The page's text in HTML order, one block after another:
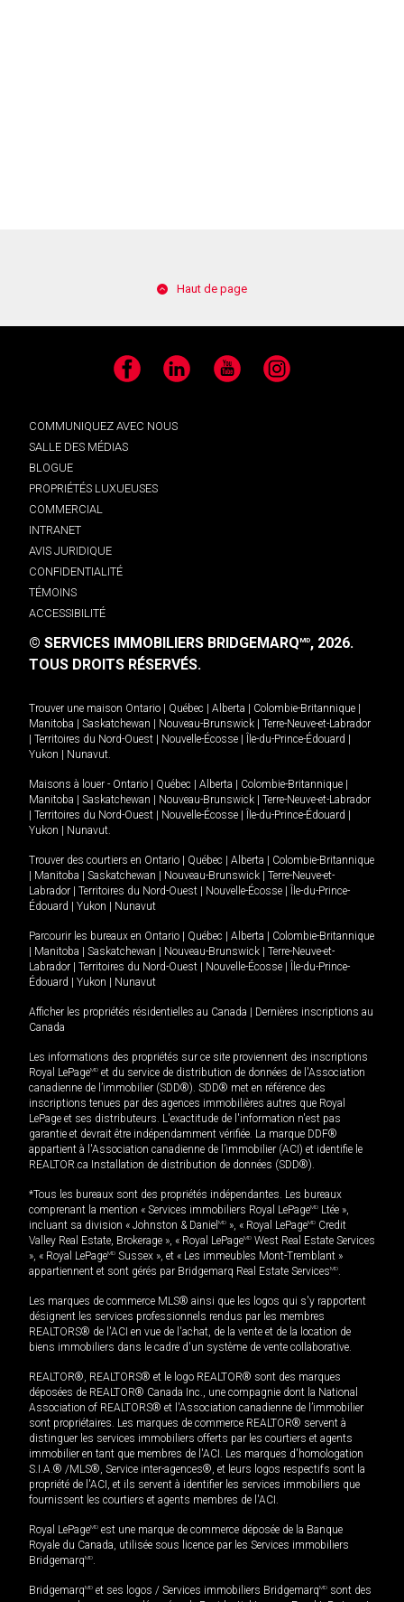
Haut de page
Facebook LinkedIn YouTube Instagram
COMMUNIQUEZ AVEC NOUS
SALLE DES MÉDIAS
BLOGUE
PROPRIÉTÉS LUXUEUSES
COMMERCIAL
INTRANET
AVIS JURIDIQUE
CONFIDENTIALITÉ
TÉMOINS
ACCESSIBILITÉ
© SERVICES IMMOBILIERS BRIDGEMARQMD, 2026.
TOUS DROITS RÉSERVÉS.
Trouver une maison Ontario Québec Alberta Colombie-Britannique
Manitoba
Saskatchewan Nouveau-Brunswick
Terre-Neuve-et-Labrador
Territoires du Nord-Ouest Nouvelle-Écosse Île-du-Prince-Édouard
Yukon
Nunavut.
Maisons à louer - Ontario Québec Alberta Colombie-Britannique
Manitoba
Saskatchewan Nouveau-Brunswick
Terre-Neuve-et-Labrador
Territoires du Nord-Ouest Nouvelle-Écosse Île-du-Prince-Édouard
Yukon
Nunavut.
Trouver des courtiers en Ontario Québec Alberta
Colombie-Britannique
Manitoba Saskatchewan Nouveau-Brunswick
Terre-Neuve-et-
Labrador
Territoires du Nord-Ouest Nouvelle-Écosse
Île-du-Prince-
Édouard
Yukon Nunavut
Parcourir les bureaux en Ontario Québec Alberta
Colombie-Britannique
Manitoba Saskatchewan Nouveau-Brunswick
Terre-Neuve-et-
Labrador
Territoires du Nord-Ouest Nouvelle-Écosse
Île-du-Prince-
Édouard
Yukon Nunavut
Afficher les propriétés résidentielles au Canada
Dernières inscriptions au
Canada
Les informations des propriétés sur ce site proviennent des inscriptions
Royal LePageMD et du service de distribution de données de l'Association
canadienne de l’immobilier (SDD®). SDD® met en référence des
inscriptions tenues par des agences immobilières autres que Royal
LePage et ses distributeurs. L'exactitude de l'information n'est pas
garantie et devrait être indépendamment vérifiée. La marque DDF®
appartient à l'Association canadienne de l’immobilier (ACI) et identifie le
REALTOR.ca Installation de distribution de données (SDD®).
*Tous les bureaux sont des propriétés indépendantes. Les bureaux
comprenant la mention « Services immobiliers Royal LePageMD Ltée »,
incluant sa division « Johnston & Daniel MD », « Royal LePageMD Credit
Valley Real Estate, Brokerage », « Royal LePageMD West Real Estate Services
», « Royal LePageMD Sussex », et « Les immeubles Mont-Tremblant »
appartiennent et sont gérés par Bridgemarq Real Estate ServicesMD.
Les marques de commerce MLS® ainsi que les logos qui s'y rapportent
désignent les services professionnels rendus par les membres
REALTORS® de l'ACI en vue de l'achat, de la vente et de la location de
biens immobiliers dans le cadre d'un système de vente collaborative.
REALTOR®, REALTORS® et le logo REALTOR® sont des marques
déposées de REALTOR® Canada Inc., une compagnie dont la National
Association of REALTORS® et l'Association canadienne de l’immobilier
sont propriétaires. Les marques de commerce REALTOR® servent à
distinguer les services immobiliers offerts par les courtiers et agents
immobilier en tant que membres de l'ACI. Les marques d'homologation
S.I.A.® /MLS®, Service inter-agences®, et leurs logos respectifs sont la
propriété de l'ACI, et ils servent à identifier les services immobiliers que
fournissent les courtiers et agents membres de l'ACI.
Royal LePageMD est une marque de commerce déposée de la Banque
Royale du Canada, utilisée sous licence par les Services immobiliers
BridgemarqMD.
BridgemarqMD et ses logos / Services immobiliers BridgemarqMD sont des